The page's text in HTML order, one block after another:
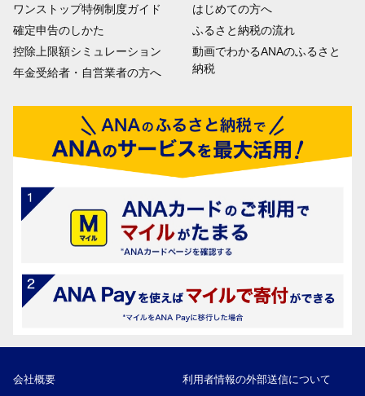
ワンストップ特例制度ガイド
確定申告のしかた
控除上限額シミュレーション
年金受給者・自営業者の方へ
はじめての方へ
ふるさと納税の流れ
動画でわかるANAのふるさと
納税
会社概要
利用者情報の外部送信について